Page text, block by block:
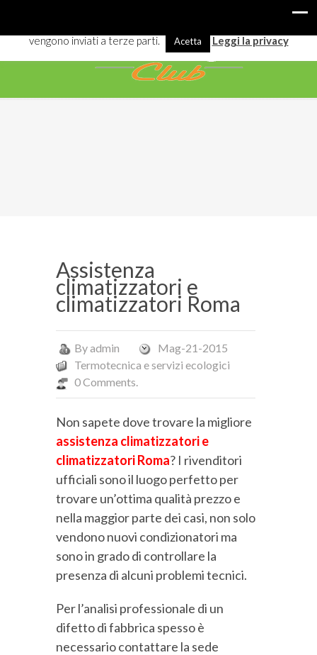
Assistenza
climatizzatori e
climatizzatori Roma
Byadmin
Mag-21-2015
Termotecnica e servizi ecologici
0 Comments.
Non sapete dove trovare la migliore
assistenza climatizzatori e
climatizzatori Roma? I rivenditori
ufficiali sono il luogo perfetto per
trovare un’ottima qualità prezzo e
nella maggior parte dei casi, non solo
vendono nuovi condizionatori ma
sono in grado di controllare la
presenza di alcuni problemi tecnici.
Per l’analisi professionale di un
difetto di fabbrica spesso è
necessario contattare la sede
vengono inviati a terze parti.
Acetta Leggi la privacy